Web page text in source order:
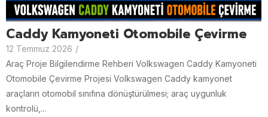
Caddy Kamyoneti Otomobile Çevirme
12 Temmuz 2026 /
Araç Proje Bilgilendirme Rehberi Volkswagen Caddy Kamyoneti
Otomobile Çevirme Projesi Volkswagen Caddy kamyonet
araçların otomobil sınıfına dönüştürülmesi; araç uygunluk
kontrolü,...